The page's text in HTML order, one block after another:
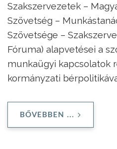
Szakszervezetek –
Szövetség –
Szövetsége –
Fóruma) alapvetései a
munkaügyi kapcsolatok
kormányzati
BŐVEBBEN ...